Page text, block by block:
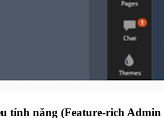
tính năng (Feature-rich Admin